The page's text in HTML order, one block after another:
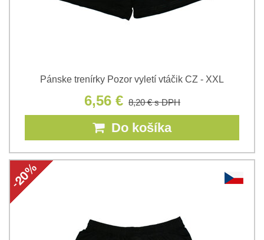
Pánske trenírky Pozor vyletí vtáčik CZ - XXL
6,56 € 8,20 €s DPH
Do košíka